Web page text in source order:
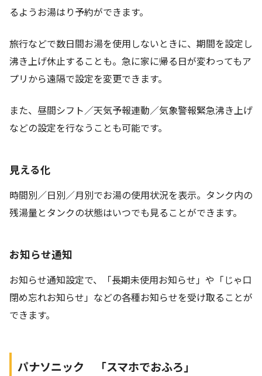
るようお湯はり予約ができます。
旅行などで数日間お湯を使用しないときに、期間を設定し
沸き上げ休止することも。急に家に帰る日が変わってもア
プリから遠隔で設定を変更できます。
また、昼間シフト／天気予報連動／気象警報緊急沸き上げ
などの設定を行なうことも可能です。
見える化
時間別／日別／月別でお湯の使用状況を表示。タンク内の
残湯量とタンクの状態はいつでも見ることができます。
お知らせ通知
お知らせ通知設定で、「長期未使用お知らせ」や「じゃ口
閉め忘れお知らせ」などの各種お知らせを受け取ることが
できます。
パナソニック 「スマホでおふろ」